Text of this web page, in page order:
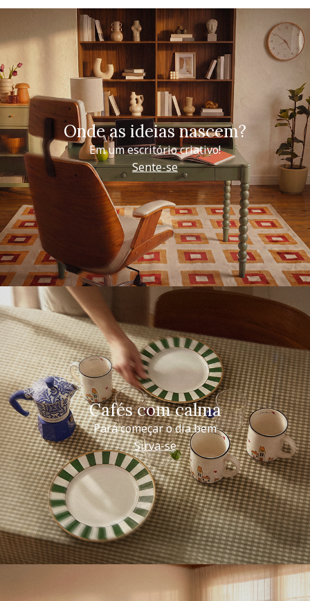
Onde as ideias nascem?
Em um escritório criativo!
Sente-se
Cafés com calma
Para começar o dia bem
Sirva-se